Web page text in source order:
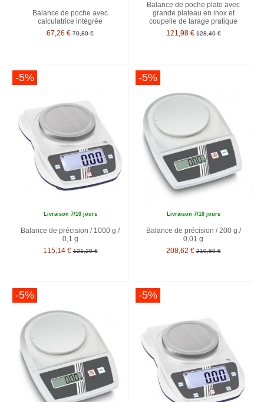
Balance de poche avec
calculatrice intégrée
67,26 € 70,80 €
Balance de poche plate avec
grande plateau en inox et
coupelle de tarage pratique
121,98 € 128,40 €
-5%
Livraison 7/10 jours
Balance de précision / 1000 g /
0,1 g
115,14 € 121,20 €
-5%
Livraison 7/10 jours
Balance de précision / 200 g /
0,01 g
208,62 € 219,60 €
-5% -5%